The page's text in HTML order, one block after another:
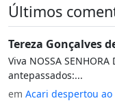
Últimos
Tereza Gonçalves
Viva NOSSA
antepassados:...
em Acari despertou